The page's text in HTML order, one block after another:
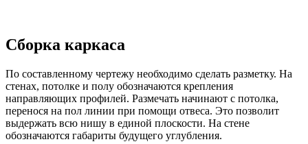
Сборка каркаса
По составленному чертежу необходимо сделать разметку. На
стенах, потолке и полу обозначаются крепления
направляющих профилей. Размечать начинают с потолка,
перенося на пол линии при помощи отвеса. Это позволит
выдержать всю нишу в единой плоскости. На стене
обозначаются габариты будущего углубления.